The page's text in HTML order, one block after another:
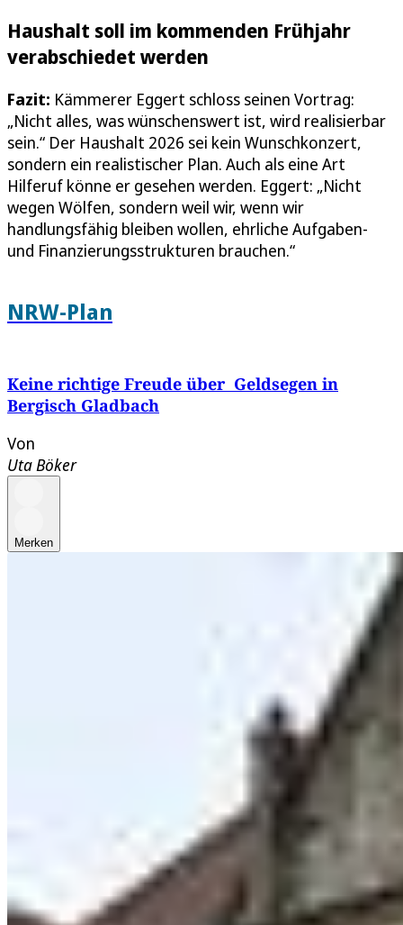
Haushalt soll im kommenden Frühjahr
verabschiedet werden
Fazit: Kämmerer Eggert schloss seinen Vortrag:
„Nicht alles, was wünschenswert ist, wird realisierbar
sein.“ Der Haushalt 2026 sei kein Wunschkonzert,
sondern ein realistischer Plan. Auch als eine Art
Hilferuf könne er gesehen werden. Eggert: „Nicht
wegen Wölfen, sondern weil wir, wenn wir
handlungsfähig bleiben wollen, ehrliche Aufgaben-
und Finanzierungsstrukturen brauchen.“
NRW-Plan
Keine richtige Freude über Geldsegen in
Bergisch Gladbach
Von
Uta Böker
Merken